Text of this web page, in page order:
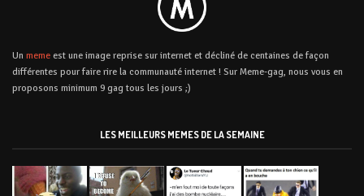
Un meme est une image reprise sur internet et décliné de centaines de façon
différentes pour faire rire la communauté internet ! Sur Meme-gag, nous vous en
proposons minimum 9 gag tous les jours ;)
LES MEILLEURS MEMES DE LA SEMAINE